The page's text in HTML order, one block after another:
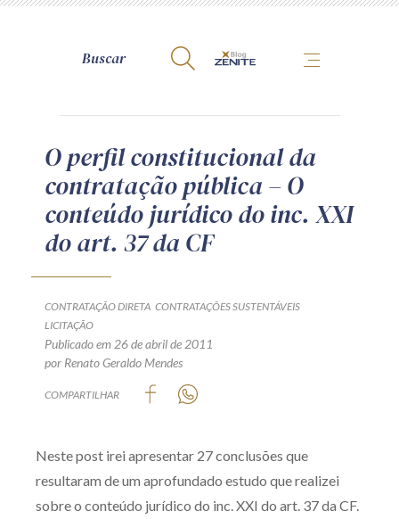
A Zênite
Como publicar conosco
Site da Zênite
Contato
Política de Privacidade
Guia de Direitos dos Titulares de Dados
Encarregado (contato)
O perfil constitucional da
contratação pública – O
conteúdo jurídico do inc. XXI
do art. 37 da CF
CONTRATAÇÃO DIRETA CONTRATAÇÕES SUSTENTÁVEIS
LICITAÇÃO
Publicado em 26 de abril de 2011
por Renato Geraldo Mendes
COMPARTILHAR
Neste post irei apresentar 27 conclusões que
resultaram de um aprofundado estudo que realizei
sobre o conteúdo jurídico do inc. XXI do art. 37 da CF.